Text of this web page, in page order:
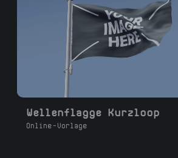
Wellenflagge Kurzloop
Online-Vorlage